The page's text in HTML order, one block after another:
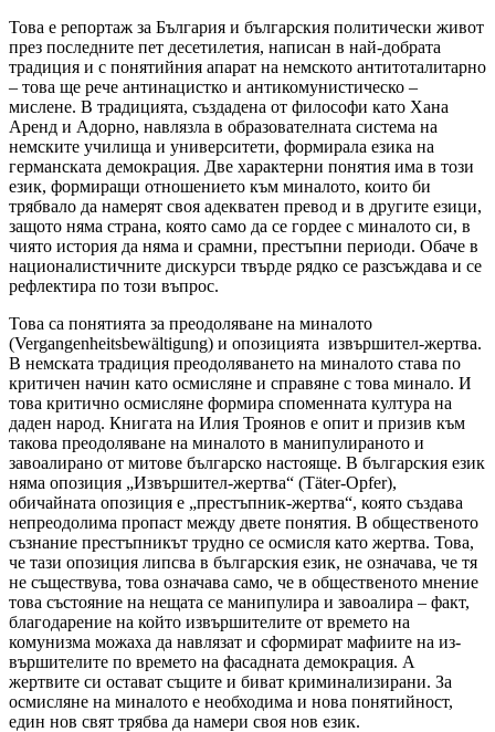
Това е репортаж за България и българския политически живот
през последните пет десетилетия, написан в най-добрата
традиция и с понятийния апарат на немското антитоталитарно
– това ще рече антинацистко и антикомунистическо –
мислене. В традицията, създадена от философи като Хана
Аренд и Адорно, навлязла в образователната система на
немските училища и университети, формирала езика на
германската демокрация. Две характерни понятия има в този
език, формиращи отношението към миналото, които би
трябвало да намерят своя адекватен превод и в другите езици,
защото няма страна, която само да се гордее с миналото си, в
чиято история да няма и срамни, престъпни периоди. Обаче в
националистичните дискурси твърде рядко се разсъждава и се
рефлектира по този въпрос.
Това са понятията за преодоляване на миналото
(Vergangenheitsbewältigung) и опозицията извършител-жертва.
В немската традиция преодоляването на миналото става по
критичен начин като осмисляне и справяне с това минало. И
това критично осмисляне формира споменната култура на
даден народ. Книгата на Илия Троянов е опит и призив към
такова преодоляване на миналото в манипулираното и
завоалирано от митове българско настояще. В българския език
ня­ма­ опозиция „Извършител-жертва“ (Täter-Opfer),
обичайната опозиция е „престъпник-жертва“, която създава
непреодолима пропаст между двете понятия. В общественото
съзнание престъпникът трудно се осмисля като жертва. Това,
че тази опозиция липсва в бъл­гар­ския език, не означава, че тя
не съществува, това означава само, че в об­щественото мнение
това състояние на нещата се манипулира и за­воа­ли­ра – факт,
благодарение на който извършителите от времето на
комунизма можаха да навлязат и сформират мафиите на из­
вър­ши­те­ли­те по времето на фасадната демокрация. А
жертвите си остават същите и биват криминализирани. За
осмисляне на миналото е необходима и нова понятийност,
един нов свят трябва да намери своя нов език.